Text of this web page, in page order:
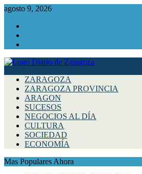
agosto 9, 2026
ZARAGOZA
ZARAGOZA PROVINCIA
ARAGON
SUCESOS
NEGOCIOS AL DÍA
CULTURA
SOCIEDAD
ECONOMÍA
Mas Populares Ahora